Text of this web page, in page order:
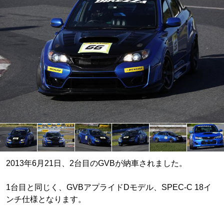
2013年6月21日、2台目のGVBが納車されました。
1台目と同じく、GVBアプライドDモデル、SPEC-C 18イ
ンチ仕様となります。